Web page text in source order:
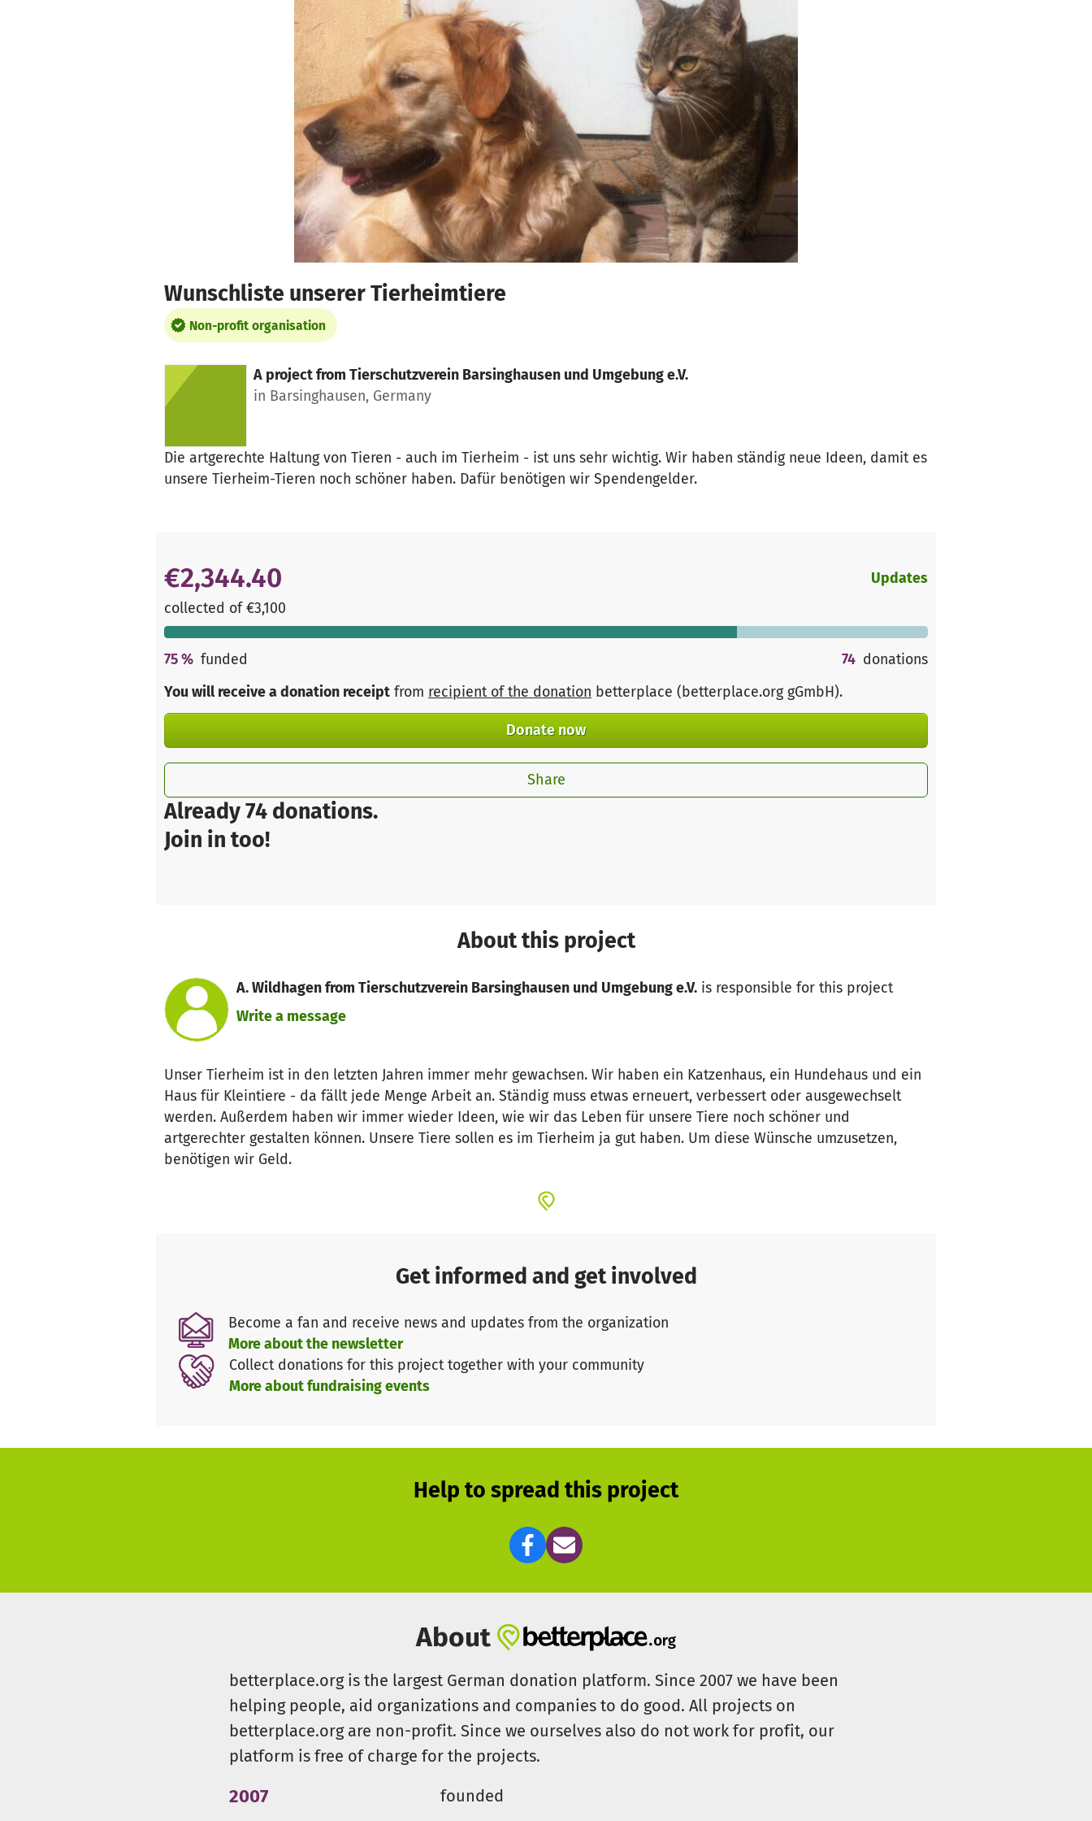
Wunschliste unserer Tierheimtiere
Non-profit organisation
A project from Tierschutzverein Barsinghausen und Umgebung e.V.
in Barsinghausen, Germany
Die artgerechte Haltung von Tieren - auch im Tierheim - ist uns sehr wichtig. Wir haben ständig neue Ideen, damit es
unsere Tierheim-Tieren noch schöner haben. Dafür benötigen wir Spendengelder.
Already 74 donations.
Join in too!
€2,344.40
collected of €3,100
Updates
75% funded 74 donations
You will receive a donation receipt from recipient of the donation betterplace (betterplace.org gGmbH).
Donate now
Share
About this project
A. Wildhagen from Tierschutzverein Barsinghausen und Umgebung e.V.is responsible for this project
Write a message
Unser Tierheim ist in den letzten Jahren immer mehr gewachsen. Wir haben ein Katzenhaus, ein Hundehaus und ein
Haus für Kleintiere - da fällt jede Menge Arbeit an. Ständig muss etwas erneuert, verbessert oder ausgewechselt
werden. Außerdem haben wir immer wieder Ideen, wie wir das Leben für unsere Tiere noch schöner und
artgerechter gestalten können. Unsere Tiere sollen es im Tierheim ja gut haben. Um diese Wünsche umzusetzen,
benötigen wir Geld.
Get informed and get involved
Become a fan and receive news and updates from the organization
More about the newsletter
Collect donations for this project together with your community
More about fundraising events
Help to spread this project
About
betterplace.org is the largest German donation platform. Since 2007 we have been
helping people, aid organizations and companies to do good. All projects on
betterplace.org are non-profit. Since we ourselves also do not work for profit, our
platform is free of charge for the projects.
2007 founded